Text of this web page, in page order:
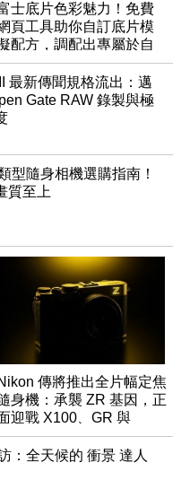
士底片色彩魅力！免費
頁工具助你自訂底片模
配方，調配出專屬於自
的色彩
最新傳聞規格流出：邁
Gate RAW 錄製與極
型隨身相機選購指南！
質至上
傳將推出全片幅定焦
身機：承襲 ZR 基因，正
迎戰 X100、GR 與
系列
：全天候的 衝景 達人